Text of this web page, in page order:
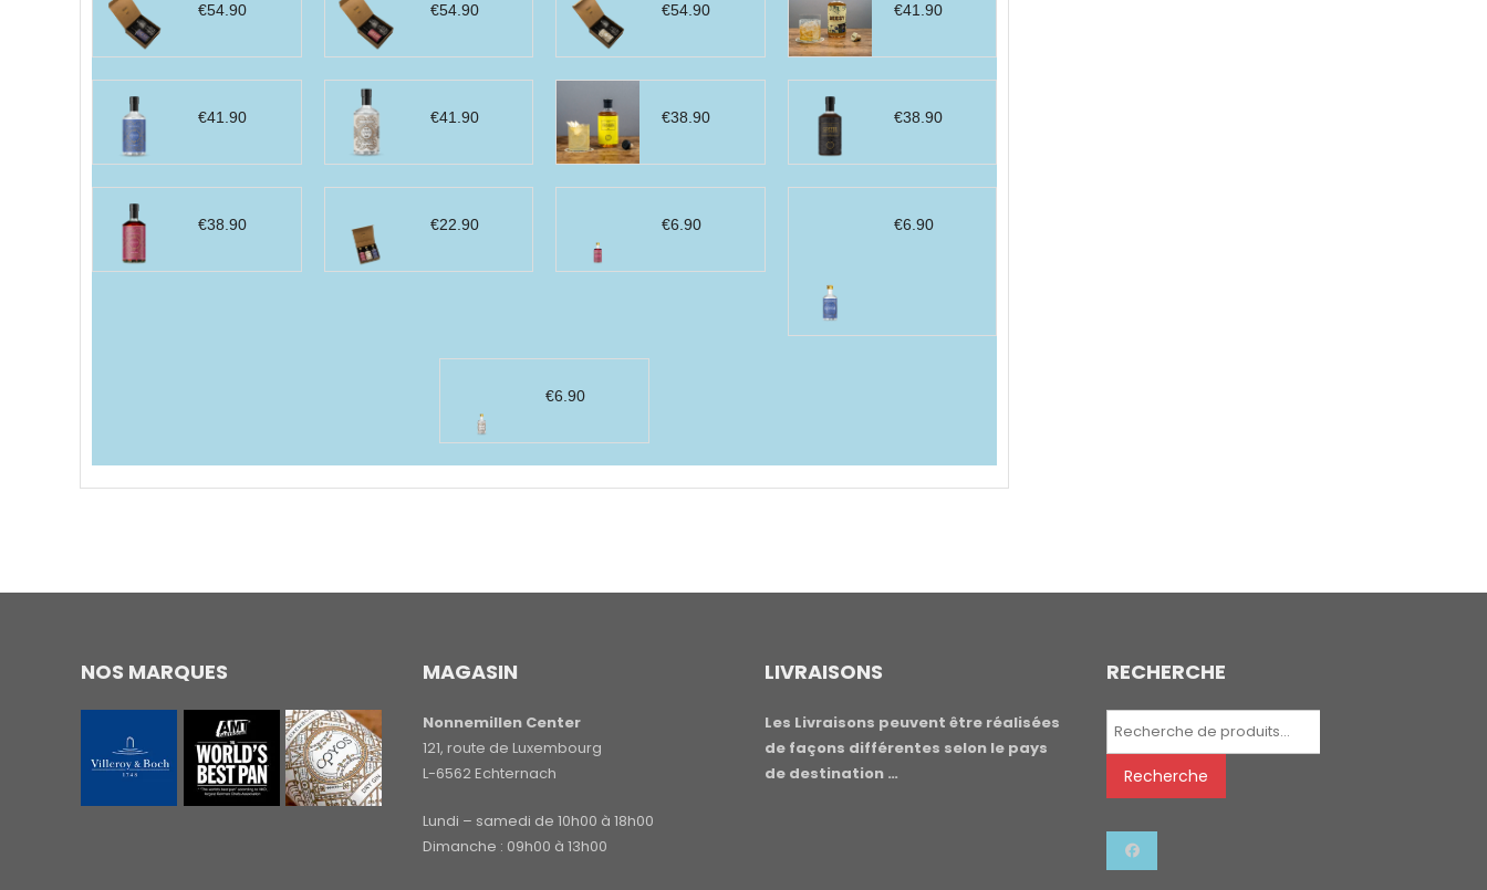
€54.90 €54.90 €54.90 €41.90
€41.90 €41.90 €38.90 €38.90
€38.90 €22.90 €6.90 €6.90
€6.90
NOS MARQUES MAGASIN
Nonnemillen Center
121, route de Luxembourg
L-6562 Echternach
Lundi – samedi de 10h00 à 18h00
Dimanche : 09h00 à 13h00
LIVRAISONS
Les Livraisons peuvent être réalisées
de façons différentes selon le pays
de destination …
RECHERCHE
Recherche
Recherche